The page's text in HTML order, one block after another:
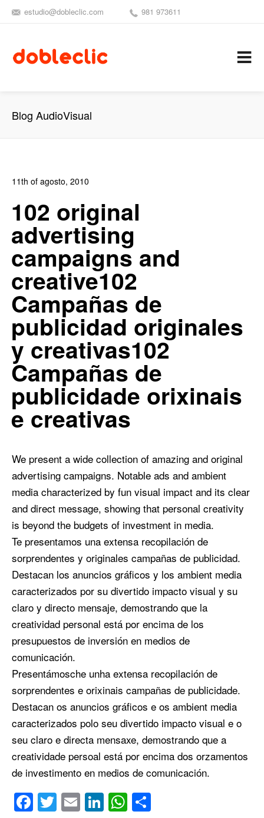
estudio@dobleclic.com 981 973611
Blog AudioVisual
11th of agosto, 2010
2
102 original
advertising
campaigns and
creative102
Campañas de
publicidad originales
y creativas102
Campañas de
publicidade orixinais
e creativas
We present a wide collection of amazing and original
advertising campaigns. Notable ads and ambient
media characterized by fun visual impact and its clear
and direct message, showing that personal creativity
is beyond the budgets of investment in media.
Te presentamos una extensa recopilación de
sorprendentes y originales campañas de publicidad.
Destacan los anuncios gráficos y los ambient media
caracterizados por su divertido impacto visual y su
claro y directo mensaje, demostrando que la
creatividad personal está por encima de los
presupuestos de inversión en medios de
comunicación.
Presentámosche unha extensa recopilación de
sorprendentes e orixinais campañas de publicidade.
Destacan os anuncios gráficos e os ambient media
caracterizados polo seu divertido impacto visual e o
seu claro e directa mensaxe, demostrando que a
creatividade persoal está por encima dos orzamentos
de investimento en medios de comunicación.
Facebook
Twitter
EmailLinkedIn
WhatsApp